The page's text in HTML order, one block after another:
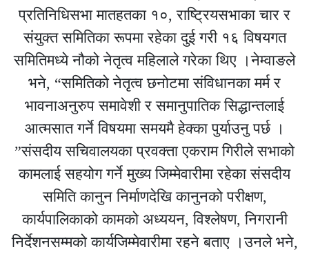
प्रतिनिधिसभा मातहतका १०, राष्ट्रियसभाका चार र
संयुक्त समितिका रूपमा रहेका दुई गरी १६ विषयगत
समितिमध्ये नौको नेतृत्व महिलाले गरेका थिए ।नेम्वाङले
भने, “समितिको नेतृत्व छनोटमा संविधानका मर्म र
भावनाअनुरुप समावेशी र समानुपातिक सिद्धान्तलाई
आत्मसात गर्ने विषयमा समयमै हेक्का पुर्याउनु पर्छ ।
”संसदीय सचिवालयका प्रवक्ता एकराम गिरीले सभाको
कामलाई सहयोग गर्ने मुख्य जिम्मेवारीमा रहेका संसदीय
समिति कानुन निर्माणदेखि कानुनको परीक्षण,
कार्यपालिकाको कामको अध्ययन, विश्लेषण, निगरानी
निर्देशनसम्मको कार्यजिम्मेवारीमा रहने बताए ।उनले भने,